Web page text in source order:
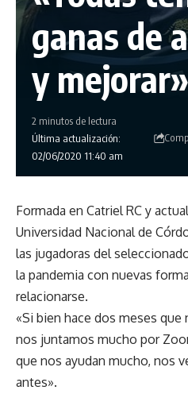
ganas de
y mejorar»
Última actualización:
02/06/2020 11:40 am
2 minutos de lectura
Formada en Catriel RC y
Universidad Nacional de
las jugadoras del
la pandemia con nuevas
relacionarse.
«Si bien hace dos meses que
nos juntamos mucho por
que nos ayudan mucho, nos
antes».